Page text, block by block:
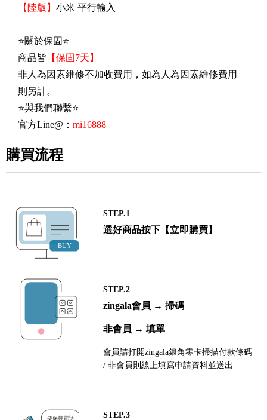
【陸版】 小米 平行輸入
⭐關於保固⭐
商品皆 【保固7天】
非人為因素維修不加收費用，如為人為因素維修費用
則另計。
⭐與我們聯繫⭐
官方Line@： mi16888
購買流程
STEP.1
選好商品按下【立即購買】
STEP.2
zingala會員 → 掃碼
非會員 → 填單
會員請打開zingala銀角零卡掃描付款條碼
/ 非會員則線上填寫申請資料並送出
STEP.3